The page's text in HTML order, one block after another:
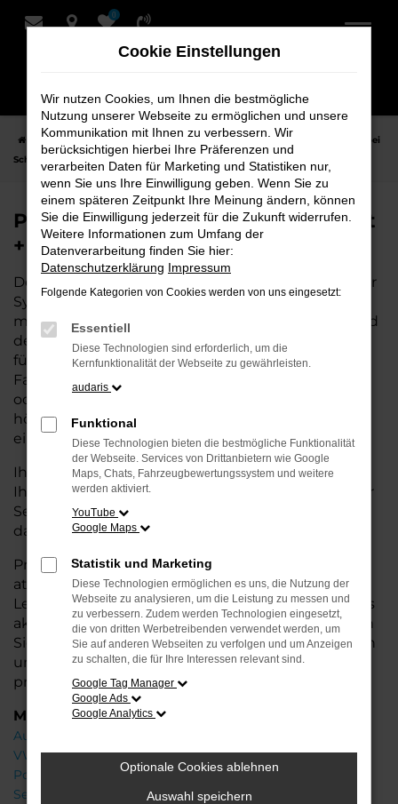
Zum
0
Startseite Syke Porsche Porsche 911
Porsche 911 Neuwagen bei
Schmidt + Koch für Syke
Porsche 911 Neuwagen bei Schmidt
+ Koch für Syke
Der Porsche 911 ist die perfekte Wahl für alle, die für
Syke einen Neuwagen suchen. Mit seiner
modernen Technik, seinem effizienten Antrieb und
dem stilvollen Design ist der 911 die ideale Lösung
für jeden, der ein zuverlässiges und komfortables
Fahrzeug möchte. Egal, ob für den Stadtverkehr
oder längere Fahrten – der 911 bietet Ihnen
höchsten Fahrkomfort, innovative Features und
eine herausragende Wirtschaftlichkeit.
Ihr Porsche Autohaus in der Nähe von Syke steht
Ihnen mit einer breiten Auswahl an Neuwagen zur
Seite und bietet Ihnen umfassende
damit Sie das für Sie passende Fahrzeug finden.
Profitieren Sie von zusätzlichen Services wie
attraktiven Finanzierungsmöglichkeiten,
Leasingangeboten und der Inzahlungnahme Ihres
aktuellen Fahrzeugs. Besuchen Sie uns und lassen
Sie sich von unseren Experten beraten – wir freuen
uns, Ihnen den perfekten Neuwagen zu
präsentieren!
Marken
Audi
VW
Porsche
Seat
Cookie Einstellungen
Wir nutzen Cookies, um Ihnen die bestmögliche
Nutzung unserer Webseite zu ermöglichen und unsere
Kommunikation mit Ihnen zu verbessern. Wir
berücksichtigen hierbei Ihre Präferenzen und
verarbeiten Daten für Marketing und Statistiken nur,
wenn Sie uns Ihre Einwilligung geben. Wenn Sie zu
einem späteren Zeitpunkt Ihre Meinung ändern, können
Sie die Einwilligung jederzeit für die Zukunft widerrufen.
Weitere Informationen zum Umfang der
Datenverarbeitung finden Sie hier:
Datenschutzerklärung Impressum
Folgende Kategorien von Cookies werden von uns eingesetzt:
Essentiell
Diese Technologien sind erforderlich, um die
Kernfunktionalität der Webseite zu gewährleisten.
audaris
Funktional
Diese Technologien bieten die bestmögliche Funktionalität
der Webseite. Services von Drittanbietern wie Google
Maps, Chats, Fahrzeugbewertungssystem und weitere
werden aktiviert.
YouTube
Google Maps
Statistik und Marketing
Diese Technologien ermöglichen es uns, die Nutzung der
Webseite zu analysieren, um die Leistung zu messen und
zu verbessern. Zudem werden Technologien eingesetzt,
die von dritten Werbetreibenden verwendet werden, um
Sie auf anderen Webseiten zu verfolgen und um Anzeigen
zu schalten, die für Ihre Interessen relevant sind.
Google Tag Manager
Google Ads
Google Analytics
Optionale Cookies ablehnen
Auswahl speichern